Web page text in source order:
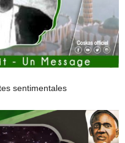
sentimentales